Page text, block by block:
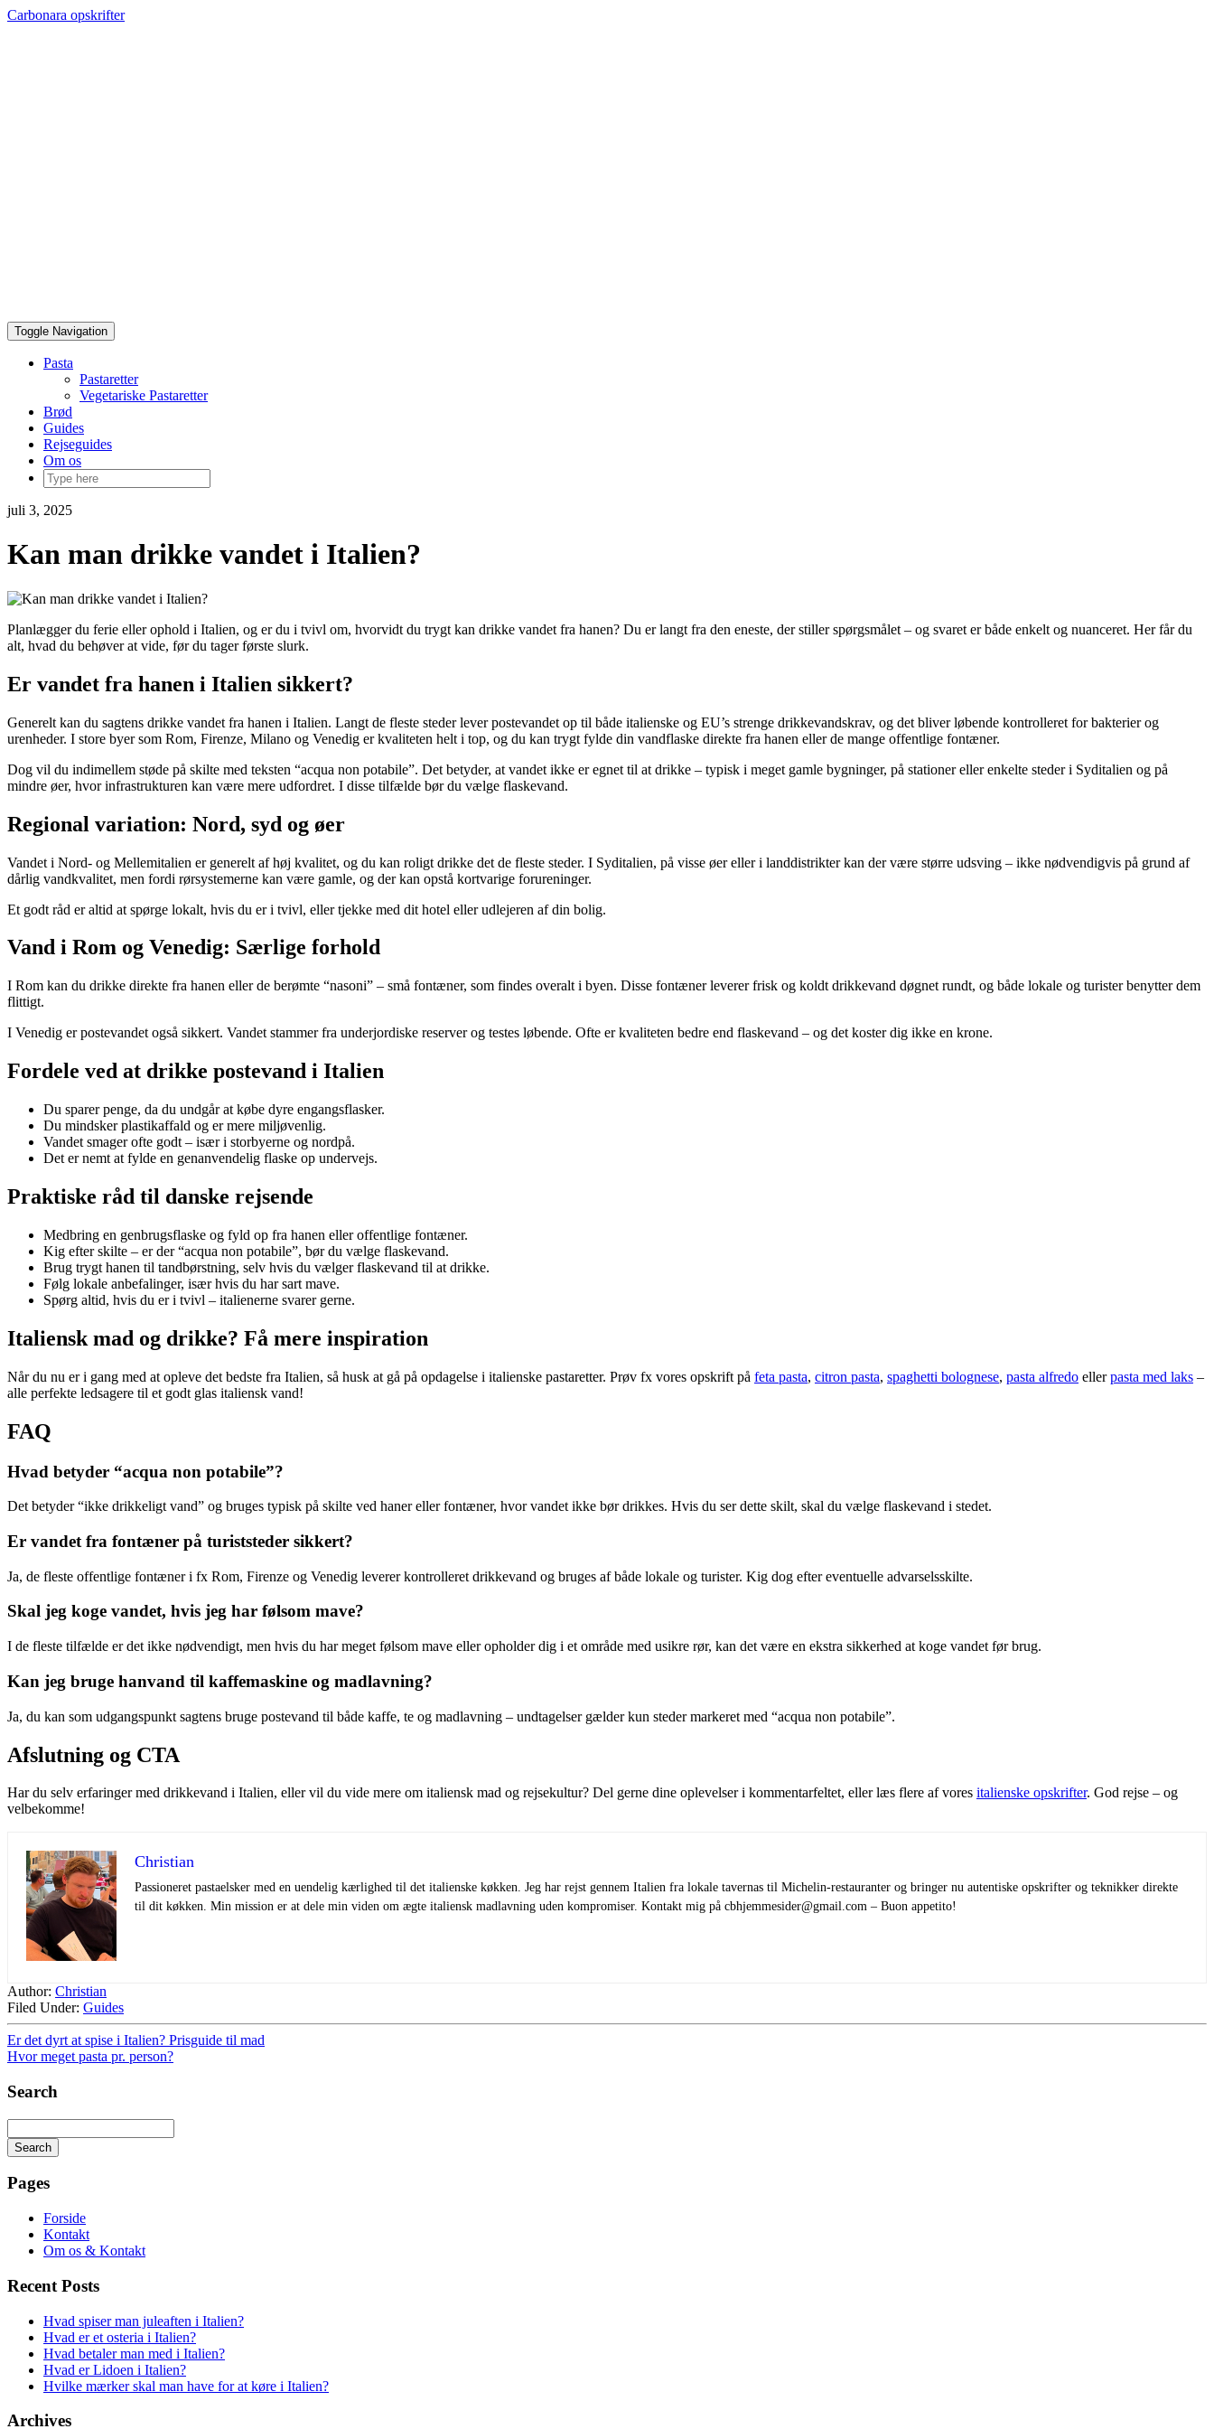
Skip
Carbonara opskrifter
Toggle Navigation
Pasta
Pastaretter
Vegetariske Pastaretter
Brød
Guides
Rejseguides
Om os
juli 3, 2025
Kan man drikke vandet i Italien?
Planlægger du ferie eller ophold i Italien, og er du i tvivl om, hvorvidt du trygt kan drikke vandet fra hanen? Du er langt fra den eneste, der stiller spørgsmålet – og svaret er både enkelt og nuanceret. Her får du
alt, hvad du behøver at vide, før du tager første slurk.
Er vandet fra hanen i Italien sikkert?
Generelt kan du sagtens drikke vandet fra hanen i Italien. Langt de fleste steder lever postevandet op til både italienske og EU’s strenge drikkevandskrav, og det bliver løbende kontrolleret for bakterier og
urenheder. I store byer som Rom, Firenze, Milano og Venedig er kvaliteten helt i top, og du kan trygt fylde din vandflaske direkte fra hanen eller de mange offentlige fontæner.
Dog vil du indimellem støde på skilte med teksten “acqua non potabile”. Det betyder, at vandet ikke er egnet til at drikke – typisk i meget gamle bygninger, på stationer eller enkelte steder i Syditalien og på
mindre øer, hvor infrastrukturen kan være mere udfordret. I disse tilfælde bør du vælge flaskevand.
Regional variation: Nord, syd og øer
Vandet i Nord- og Mellemitalien er generelt af høj kvalitet, og du kan roligt drikke det de fleste steder. I Syditalien, på visse øer eller i landdistrikter kan der være større udsving – ikke nødvendigvis på grund af
dårlig vandkvalitet, men fordi rørsystemerne kan være gamle, og der kan opstå kortvarige forureninger.
Et godt råd er altid at spørge lokalt, hvis du er i tvivl, eller tjekke med dit hotel eller udlejeren af din bolig.
Vand i Rom og Venedig: Særlige forhold
I Rom kan du drikke direkte fra hanen eller de berømte “nasoni” – små fontæner, som findes overalt i byen. Disse fontæner leverer frisk og koldt drikkevand døgnet rundt, og både lokale og turister benytter dem
flittigt.
I Venedig er postevandet også sikkert. Vandet stammer fra underjordiske reserver og testes løbende. Ofte er kvaliteten bedre end flaskevand – og det koster dig ikke en krone.
Fordele ved at drikke postevand i Italien
Du sparer penge, da du undgår at købe dyre engangsflasker.
Du mindsker plastikaffald og er mere miljøvenlig.
Vandet smager ofte godt – især i storbyerne og nordpå.
Det er nemt at fylde en genanvendelig flaske op undervejs.
Praktiske råd til danske rejsende
Medbring en genbrugsflaske og fyld op fra hanen eller offentlige fontæner.
Kig efter skilte – er der “acqua non potabile”, bør du vælge flaskevand.
Brug trygt hanen til tandbørstning, selv hvis du vælger flaskevand til at drikke.
Følg lokale anbefalinger, især hvis du har sart mave.
Spørg altid, hvis du er i tvivl – italienerne svarer gerne.
Italiensk mad og drikke? Få mere inspiration
Når du nu er i gang med at opleve det bedste fra Italien, så husk at gå på opdagelse i italienske pastaretter. Prøv fx vores opskrift på feta pasta, citron pasta, spaghetti bolognese, pasta alfredo ellerpasta med laks –
alle perfekte ledsagere til et godt glas italiensk vand!
FAQ
Hvad betyder “acqua non potabile”?
Det betyder “ikke drikkeligt vand” og bruges typisk på skilte ved haner eller fontæner, hvor vandet ikke bør drikkes. Hvis du ser dette skilt, skal du vælge flaskevand i stedet.
Er vandet fra fontæner på turiststeder sikkert?
Ja, de fleste offentlige fontæner i fx Rom, Firenze og Venedig leverer kontrolleret drikkevand og bruges af både lokale og turister. Kig dog efter eventuelle advarselsskilte.
Skal jeg koge vandet, hvis jeg har følsom mave?
I de fleste tilfælde er det ikke nødvendigt, men hvis du har meget følsom mave eller opholder dig i et område med usikre rør, kan det være en ekstra sikkerhed at koge vandet før brug.
Kan jeg bruge hanvand til kaffemaskine og madlavning?
Ja, du kan som udgangspunkt sagtens bruge postevand til både kaffe, te og madlavning – undtagelser gælder kun steder markeret med “acqua non potabile”.
Afslutning og CTA
Har du selv erfaringer med drikkevand i Italien, eller vil du vide mere om italiensk mad og rejsekultur? Del gerne dine oplevelser i kommentarfeltet, eller læs flere af vores italienske opskrifter. God rejse – og
velbekomme!
Christian
Passioneret pastaelsker med en uendelig kærlighed til det italienske køkken. Jeg har rejst gennem Italien fra lokale tavernas til Michelin-restauranter og bringer nu autentiske opskrifter og teknikker direkte
til dit køkken. Min mission er at dele min viden om ægte italiensk madlavning uden kompromiser. Kontakt mig på cbhjemmesider@gmail.com – Buon appetito!
Author: Christian
Filed Under: Guides
Er det dyrt at spise i Italien? Prisguide til mad
Hvor meget pasta pr. person?
Search
Search
is
progress
Pages
Forside
Kontakt
Om os & Kontakt
Recent Posts
Hvad spiser man juleaften i Italien?
Hvad er et osteria i Italien?
Hvad betaler man med i Italien?
Hvad er Lidoen i Italien?
Hvilke mærker skal man have for at køre i Italien?
Archives